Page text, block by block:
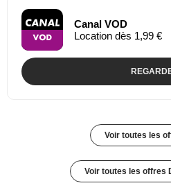
Canal VOD
Location dès 1,99 €
Voir toutes les
Voir toutes les offres